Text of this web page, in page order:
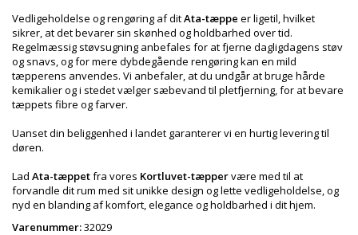
Vedligeholdelse og rengøring af ditAta-tæppe er ligetil, hvilket
sikrer, at det bevarer sin skønhed og holdbarhed over tid.
Regelmæssig støvsugning anbefales for at fjerne dagligdagens støv
og snavs, og for mere dybdegående rengøring kan en mild
tæpperens anvendes. Vi anbefaler, at du undgår at bruge hårde
kemikalier og i stedet vælger sæbevand til pletfjerning, for at bevare
tæppets fibre og farver.
Uanset din beliggenhed i landet garanterer vi en hurtig levering til
døren.
Lad Ata-tæppetfra vores Kortluvet-tæppervære med til at
forvandle dit rum med sit unikke design og lette vedligeholdelse, og
nyd en blanding af komfort, elegance og holdbarhed i dit hjem.
Varenummer:32029